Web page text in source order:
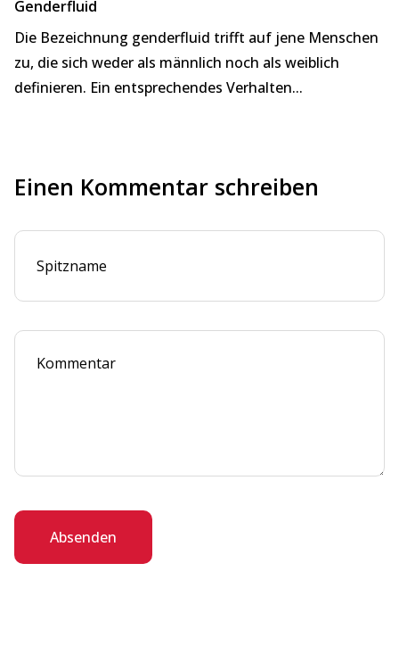
Genderfluid
Die Bezeichnung genderfluid trifft auf jene Menschen
zu, die sich weder als männlich noch als weiblich
definieren. Ein entsprechendes Verhalten...
Einen Kommentar schreiben
Absenden